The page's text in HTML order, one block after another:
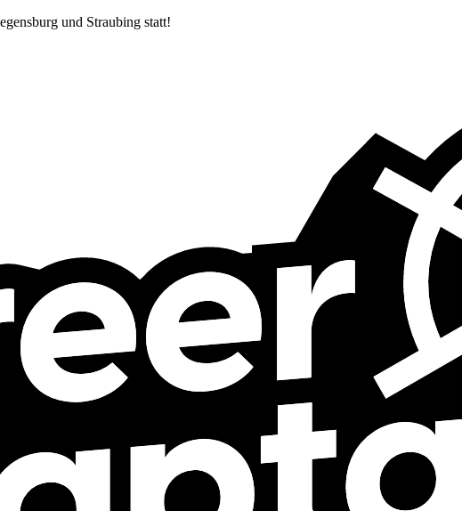
und Straubing statt!